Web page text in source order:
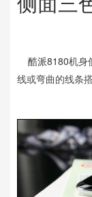
酷派8180机身
线或弯曲的线条